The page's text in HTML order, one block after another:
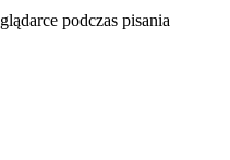
podczas pisania